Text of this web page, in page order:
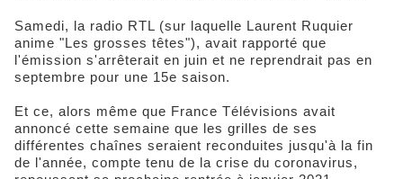
Samedi, la radio RTL (sur laquelle Laurent Ruquier
anime "Les grosses têtes"), avait rapporté que
l'émission s'arrêterait en juin et ne reprendrait pas en
septembre pour une 15e saison.
Et ce, alors même que France Télévisions avait
annoncé cette semaine que les grilles de ses
différentes chaînes seraient reconduites jusqu'à la fin
de l'année, compte tenu de la crise du coronavirus,